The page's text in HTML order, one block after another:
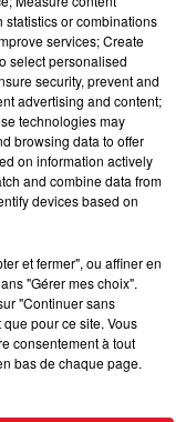
de malchance, lors
qu'avec lui il faut
le passage. Si ca
agréablement
or combinations
services; Create
select personalised
security, prevent and
advertising and content;
technologies may
browsing data to offer
on information actively
and combine data from
devices based on
et fermer", ou affiner en
"Gérer mes choix".
"Continuer sans
pour ce site. Vous
consentement à tout
bas de chaque page.